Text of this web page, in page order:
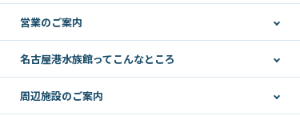
営業のご案内
名古屋港水族館ってこんなところ
周辺施設のご案内